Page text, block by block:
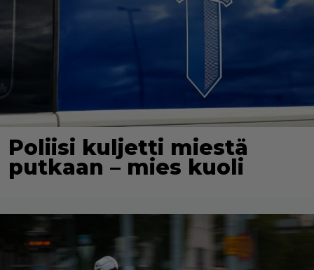
Poliisi kuljetti miestä
putkaan – mies kuoli